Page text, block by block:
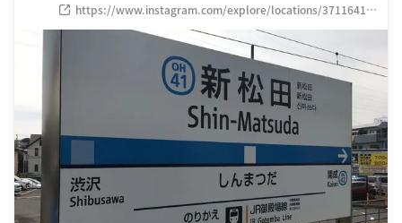
https://www.instagram.com/explore/locations/37116415
8